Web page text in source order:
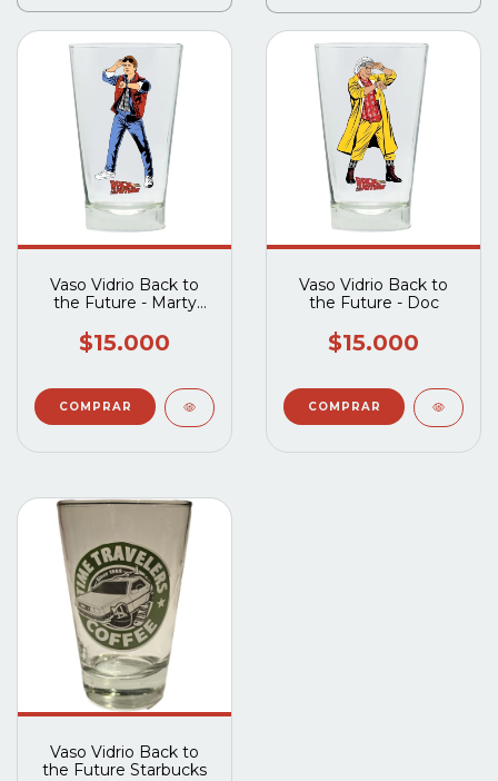
Vaso Vidrio Back to
the Future - Marty
$15.000
Vaso Vidrio Back to
the Future - Doc
$15.000
Vaso Vidrio Back to
the Future Starbucks